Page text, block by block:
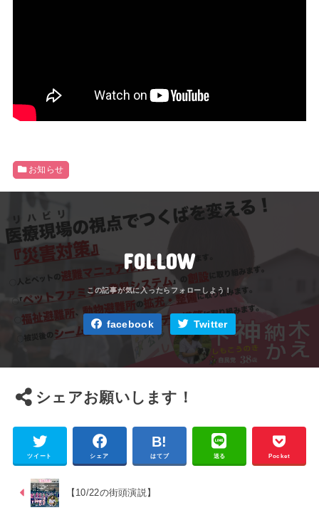
お知らせ
FOLLOW
facebook Twitter
シェアお願いします！
ツイート シェア はてブ 送る Pocket
【10/22の街頭演説】